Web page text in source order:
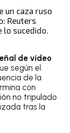
lo sucedido.
de vídeo
según el
de la
con
no tripulado
tras la